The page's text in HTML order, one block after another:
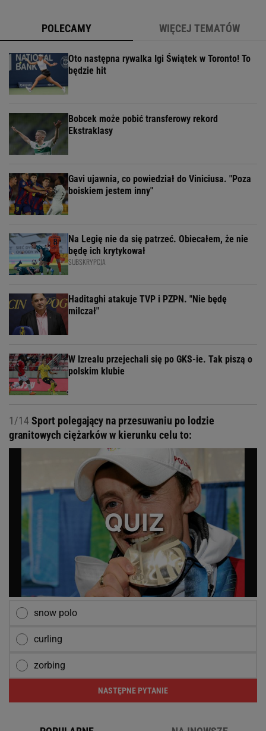
POLECAMY WIĘCEJ TEMATÓW
Oto następna rywalka Igi Świątek w Toronto! To
będzie hit
Bobcek może pobić transferowy rekord
Ekstraklasy
Gavi ujawnia, co powiedział do Viniciusa. "Poza
boiskiem jestem inny"
Na Legię nie da się patrzeć. Obiecałem, że nie
będę ich krytykował
SUBSKRYPCJA
Haditaghi atakuje TVP i PZPN. "Nie będę
milczał"
W Izrealu przejechali się po GKS-ie. Tak piszą o
polskim klubie
1/14Sport polegający na przesuwaniu po lodzie
granitowych ciężarków w kierunku celu to:
snow polo
curling
zorbing
NASTĘPNE PYTANIE